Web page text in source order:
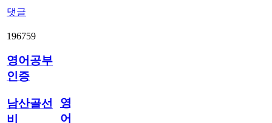
댓글
196759
영어공부
인증
남산골선
비
영
어